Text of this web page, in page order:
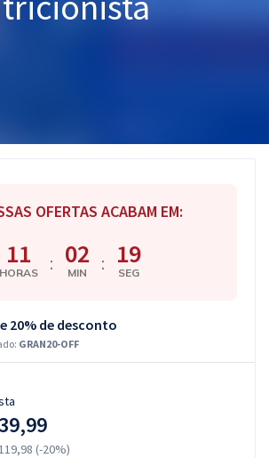
OFERTAS ACABAM EM:
11
HORAS : 02
MIN : 19
SEG
20% de desconto
GRAN20-OFF
(-20%)